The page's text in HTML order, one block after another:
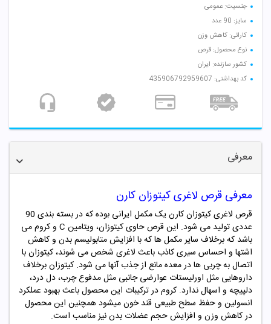
جنسیت: عمومی
سایز: 90 عدد
کارائی: کاهش وزن
نوع محصول: قرص
کشور سازنده: ایران
کد بهداشتی: 435906792959607
معرفی
معرفی قرص لاغری کیتوزان کارن
قرص لاغری کیتوزان کارن یک مکمل ایرانی بوده که در بسته بندی 90
عددی تولید می شود. این قرص حاوی کیتوزان، ویتامین C و کروم می
باشد که برخلاف سایر مکمل ها که با افزایش متابولیسم بدن و کاهش
اشتها و احساس سیری کاذب باعث لاغری شخص می شوند، کیتوزان با
اتصال به چربی ها در معده مانع از جذب آنها می شود. کیتوزان برخلاف
داروهایی مثل اورلیستات عوارضی جانبی مثل مدفوع چرب، دل درد،
دلپیچه و اسهال ندارد. کروم در ترکیبات این محصول باعث بهبود عملکرد
انسولین و حفظ سطح طبیعی قند خون میشود همچنین این محصول
در کاهش وزن و افزایش حجم عضلات بدن نیز مناسب است.